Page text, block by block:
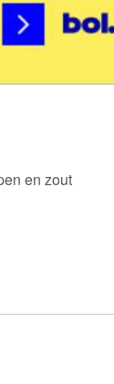
en zout